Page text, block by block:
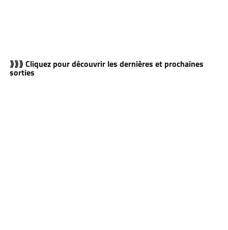
⟫⟫⟫ Cliquez pour découvrir les dernières et prochaines
sorties